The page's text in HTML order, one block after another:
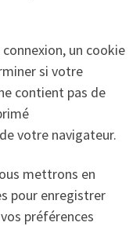
un cookie
si votre
contient pas de
votre navigateur.
mettrons en
pour enregistrer
préférences